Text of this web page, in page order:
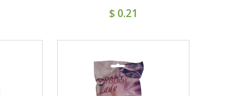
$ 0.21